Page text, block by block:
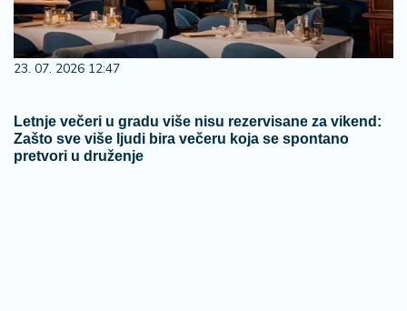
23. 07. 2026 12:47
Letnje večeri u gradu više nisu rezervisane za vikend:
Zašto sve više ljudi bira večeru koja se spontano
pretvori u druženje